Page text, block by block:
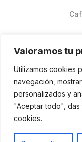
Valoramos tu
Utilizamos cookies
navegación,
personalizados y
"Aceptar todo", das
cookies.